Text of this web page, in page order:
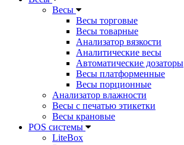
Весы
Весы торговые
Весы товарные
Анализатор вязкости
Аналитические весы
Автоматические дозаторы
Весы платформенные
Весы порционные
Анализатор влажности
Весы с печатью этикетки
Весы крановые
POS системы
LiteBox